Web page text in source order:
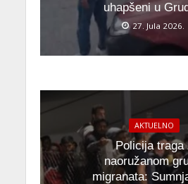
uhapšeni u
27. Jula 2026.
AKTUELNO
Policija traga
naoružanom
migranata: